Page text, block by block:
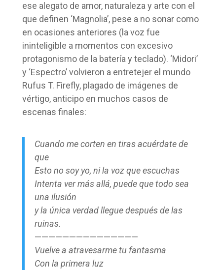
ese alegato de amor, naturaleza y arte con el
que definen ‘Magnolia’, pese a no sonar como
en ocasiones anteriores (la voz fue
ininteligible a momentos con excesivo
protagonismo de la batería y teclado). ‘Midori’
y ‘Espectro’ volvieron a entretejer el mundo
Rufus T. Firefly, plagado de imágenes de
vértigo, anticipo en muchos casos de
escenas finales:
Cuando me corten en tiras acuérdate de
que
Esto no soy yo, ni la voz que escuchas
Intenta ver más allá, puede que todo sea
una ilusión
y la única verdad llegue después de las
ruinas.
———————————————
Vuelve a atravesarme tu fantasma
Con la primera luz